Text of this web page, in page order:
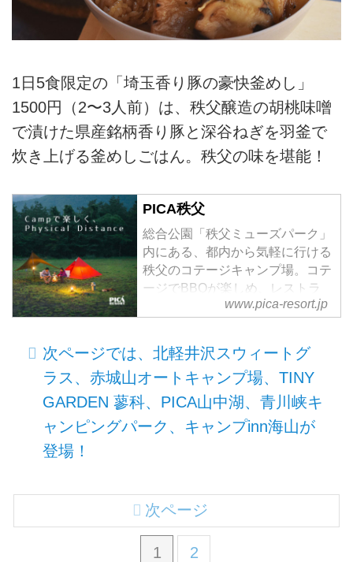
1日5食限定の「埼玉香り豚の豪快釜めし」
1500円（2〜3人前）は、秩父醸造の胡桃味噌
で漬けた県産銘柄香り豚と深谷ねぎを羽釜で
炊き上げる釜めしごはん。秩父の味を堪能！
PICA秩父
総合公園「秩父ミューズパーク」
内にある、都内から気軽に行ける
秩父のコテージキャンプ場。コテ
ージでBBQが楽しめ、レストラ
ン・大浴場も併設のアウトドアリ
www.pica-resort.jp
次ページでは、北軽井沢スウィートグ
ラス、赤城山オートキャンプ場、TINY
GARDEN 蓼科、PICA山中湖、青川峡キ
ャンピングパーク、キャンプinn海山が
登場！
1 2
次ページ